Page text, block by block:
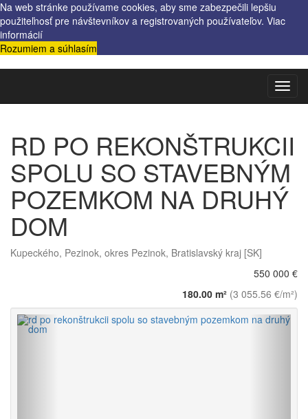
Na web stránke používame cookies, aby sme zabezpečili lepšiu
použiteľnosť pre návštevníkov a registrovaných používateľov. Viac
informácií
Rozumiem a súhlasím
RD PO REKONŠTRUKCII
SPOLU SO STAVEBNÝM
POZEMKOM NA DRUHÝ
DOM
Kupeckého, Pezinok, okres Pezinok, Bratislavský kraj [SK]
550 000 €
180.00 m² (3 055.56 €/m²)
Späť Vpred